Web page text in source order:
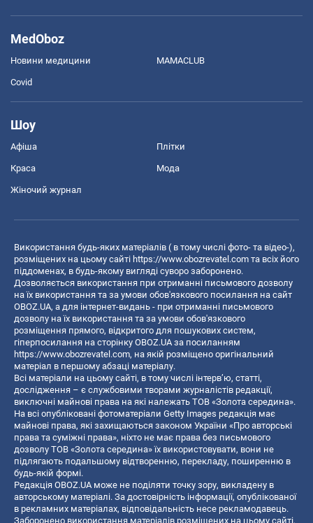
MedOboz
Новини медицини MAMACLUB
Covid
Шоу
Афіша Плітки
Краса Мода
Жіночий журнал
Використання будь-яких матеріалів ( в тому числі фото- та відео-),
розміщених на цьому сайті https://www.obozrevatel.com та всіх його
піддоменах, в будь-якому вигляді суворо заборонено.
Дозволяється використання при отриманні письмового дозволу
на їх використання та за умови обов'язкового посилання на сайт
OBOZ.UA, а для інтернет-видань - при отриманні письмового
дозволу на їх використання та за умови обов'язкового
розміщення прямого, відкритого для пошукових систем,
гіперпосилання на сторінку OBOZ.UA за посиланням
https://www.obozrevatel.com, на якій розміщено оригінальний
матеріал в першому абзаці матеріалу.
Всі матеріали на цьому сайті, в тому числі інтерв’ю, статті,
дослідження – є службовими творами журналістів редакції,
виключні майнові права на які належать ТОВ «Золота середина».
На всі опубліковані фотоматеріали Getty Images редакція має
майнові права, які захищаються законом України «Про авторські
права та суміжні права», ніхто не має права без письмового
дозволу ТОВ «Золота середина» їх використовувати, вони не
підлягають подальшому відтворенню, перекладу, поширенню в
будь-якій формі.
Редакція OBOZ.UA може не поділяти точку зору, викладену в
авторському матеріалі. За достовірність інформації, опублікованої
в рекламних матеріалах, відповідальність несе рекламодавець.
Заборонено використання матеріалів розміщених на цьому сайті,